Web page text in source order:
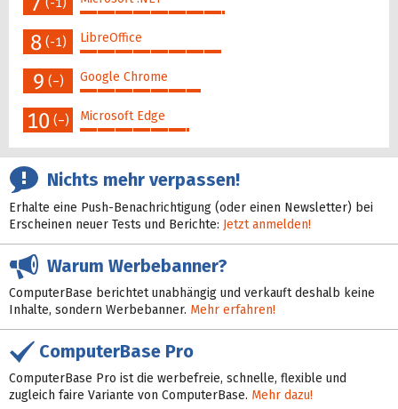
(-1)
8 (-1) LibreOffice
9 (–) Google Chrome
10 (–) Microsoft Edge
Nichts mehr verpassen!
Erhalte eine Push-Benachrichtigung (oder einen Newsletter) bei
Erscheinen neuer Tests und Berichte: Jetzt anmelden!
Warum Werbebanner?
ComputerBase berichtet unabhängig und verkauft deshalb keine
Inhalte, sondern Werbebanner. Mehr erfahren!
ComputerBase Pro
ComputerBase Pro ist die werbefreie, schnelle, flexible und
zugleich faire Variante von ComputerBase. Mehr dazu!